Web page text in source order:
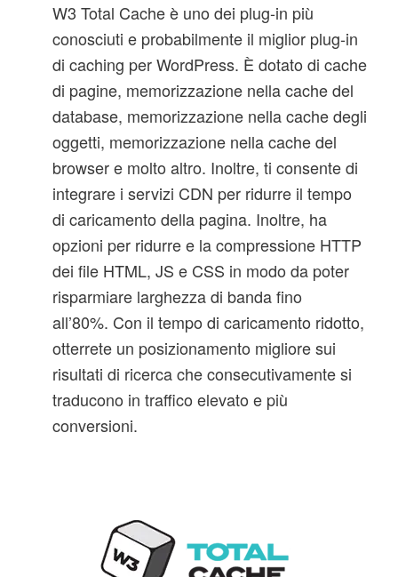
W3 Total Cache è uno dei plug-in più
conosciuti e probabilmente il miglior plug-in
di caching per WordPress. È dotato di cache
di pagine, memorizzazione nella cache del
database, memorizzazione nella cache degli
oggetti, memorizzazione nella cache del
browser e molto altro. Inoltre, ti consente di
integrare i servizi CDN per ridurre il tempo
di caricamento della pagina. Inoltre, ha
opzioni per ridurre e la compressione HTTP
dei file HTML, JS e CSS in modo da poter
risparmiare larghezza di banda fino
all’80%. Con il tempo di caricamento ridotto,
otterrete un posizionamento migliore sui
risultati di ricerca che consecutivamente si
traducono in traffico elevato e più
conversioni.